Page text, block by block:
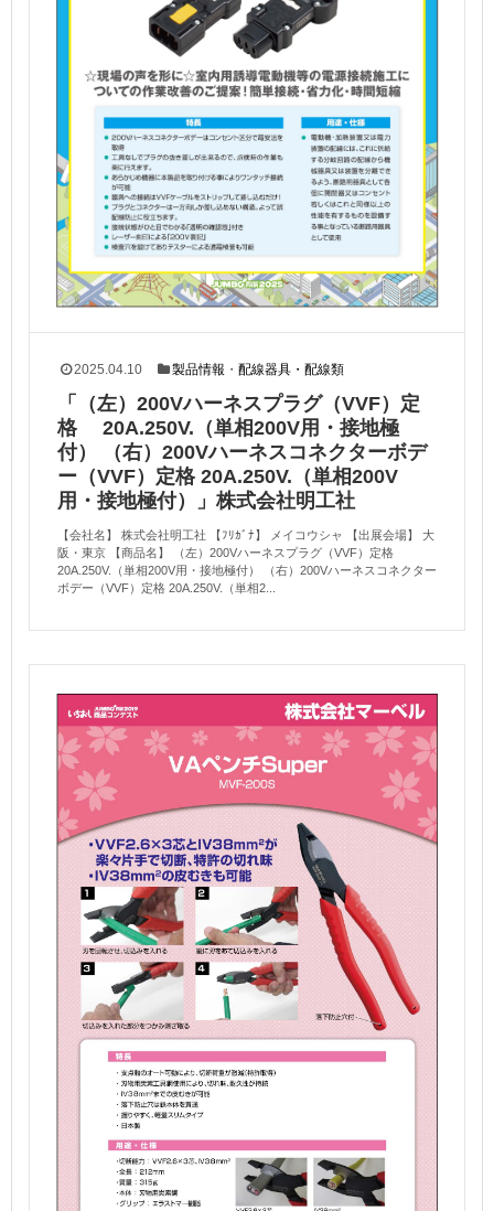
2025.04.10 製品情報 ・配線器具・配線類
「（左）200Vハーネスプラグ（VVF）定
格 20A.250V.（単相200V用・接地極
付） （右）200Vハーネスコネクターボデ
ー（VVF）定格 20A.250V.（単相200V
用・接地極付）」株式会社明工社
【会社名】 株式会社明工社 【ﾌﾘｶﾞﾅ】 メイコウシャ 【出展会場】 大
阪・東京 【商品名】 （左）200Vハーネスプラグ（VVF）定格
20A.250V.（単相200V用・接地極付） （右）200Vハーネスコネクター
ボデー（VVF）定格 20A.250V.（単相2...